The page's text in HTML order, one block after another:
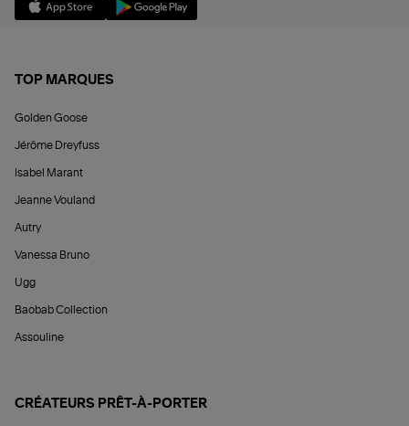
TOP MARQUES
Golden Goose
Jérôme Dreyfuss
Isabel Marant
Jeanne Vouland
Autry
Vanessa Bruno
Ugg
Baobab Collection
Assouline
CRÉATEURS PRÊT-À-PORTER